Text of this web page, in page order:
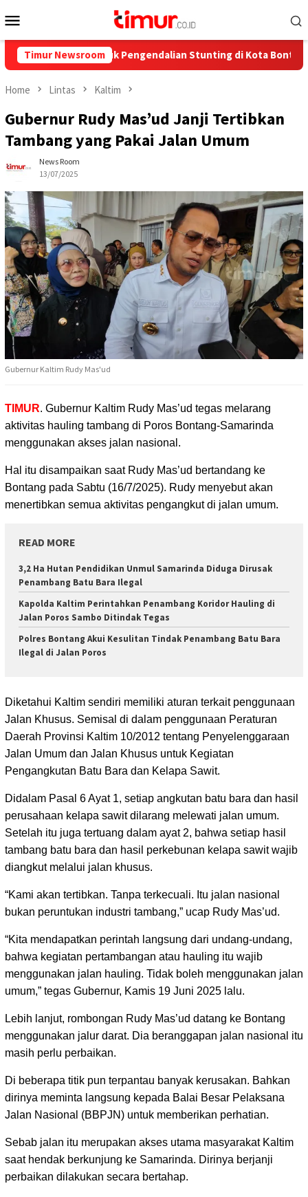
to
Menu
Timur Newsroom
Juta untuk Pengendalian Stunting di Kota Bontang
Home Lintas Kaltim
Gubernur Rudy Mas’ud Janji Tertibkan
Tambang yang Pakai Jalan Umum
News Room
13/07/2025
Gubernur Kaltim Rudy Mas'ud
TIMUR. Gubernur Kaltim Rudy Mas’ud tegas melarang
aktivitas hauling tambang di Poros Bontang-Samarinda
menggunakan akses jalan nasional.
Hal itu disampaikan saat Rudy Mas’ud bertandang ke
Bontang pada Sabtu (16/7/2025). Rudy menyebut akan
menertibkan semua aktivitas pengangkut di jalan umum.
READ MORE
3,2 Ha Hutan Pendidikan Unmul Samarinda Diduga Dirusak
Penambang Batu Bara Ilegal
Kapolda Kaltim Perintahkan Penambang Koridor Hauling di
Jalan Poros Sambo Ditindak Tegas
Polres Bontang Akui Kesulitan Tindak Penambang Batu Bara
Ilegal di Jalan Poros
Diketahui Kaltim sendiri memiliki aturan terkait penggunaan
Jalan Khusus. Semisal di dalam penggunaan Peraturan
Daerah Provinsi Kaltim 10/2012 tentang Penyelenggaraan
Jalan Umum dan Jalan Khusus untuk Kegiatan
Pengangkutan Batu Bara dan Kelapa Sawit.
Didalam Pasal 6 Ayat 1, setiap angkutan batu bara dan hasil
perusahaan kelapa sawit dilarang melewati jalan umum.
Setelah itu juga tertuang dalam ayat 2, bahwa setiap hasil
tambang batu bara dan hasil perkebunan kelapa sawit wajib
diangkut melalui jalan khusus.
“Kami akan tertibkan. Tanpa terkecuali. Itu jalan nasional
bukan peruntukan industri tambang,” ucap Rudy Mas’ud.
“Kita mendapatkan perintah langsung dari undang-undang,
bahwa kegiatan pertambangan atau hauling itu wajib
menggunakan jalan hauling. Tidak boleh menggunakan jalan
umum,” tegas Gubernur, Kamis 19 Juni 2025 lalu.
Lebih lanjut, rombongan Rudy Mas’ud datang ke Bontang
menggunakan jalur darat. Dia beranggapan jalan nasional itu
masih perlu perbaikan.
Di beberapa titik pun terpantau banyak kerusakan. Bahkan
dirinya meminta langsung kepada Balai Besar Pelaksana
Jalan Nasional (BBPJN) untuk memberikan perhatian.
Sebab jalan itu merupakan akses utama masyarakat Kaltim
saat hendak berkunjung ke Samarinda. Dirinya berjanji
perbaikan dilakukan secara bertahap.